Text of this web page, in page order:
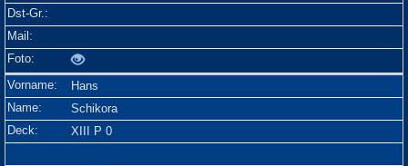
Hans
Schikora
XIII P 0